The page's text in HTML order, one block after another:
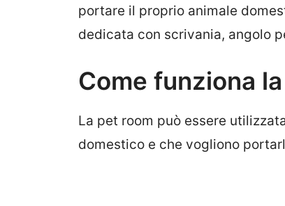
portare il proprio animale
dedicata con scrivania, angolo
Come funziona
La pet room può essere
domestico e che vogliono